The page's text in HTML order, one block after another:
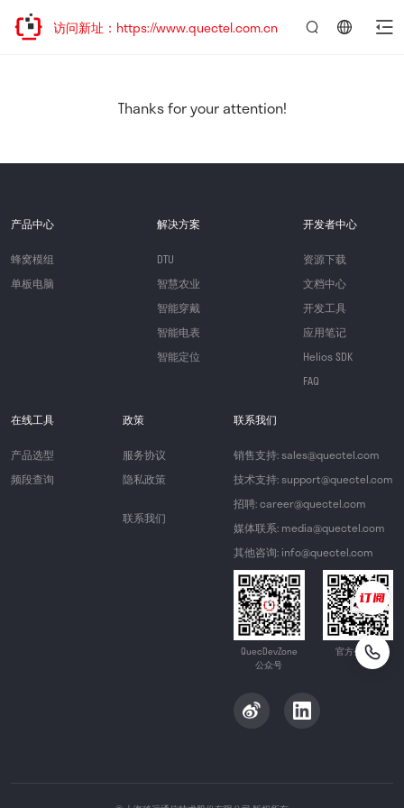
，欢迎访问新址：https://www.quectel.com.cn
Thanks for your attention!
产品中心
蜂窝模组
单板电脑
解决方案
DTU
智慧农业
智能穿戴
智能电表
智能定位
开发者中心
资源下载
文档中心
开发工具
应用笔记
Helios SDK
FAQ
在线工具
产品选型
频段查询
政策
服务协议
隐私政策
联系我们
联系我们
销售支持: sales@quectel.com
技术支持: support@quectel.com
招聘: career@quectel.com
媒体联系: media@quectel.com
其他咨询: info@quectel.com
QuecDevZone
公众号
官方公众号